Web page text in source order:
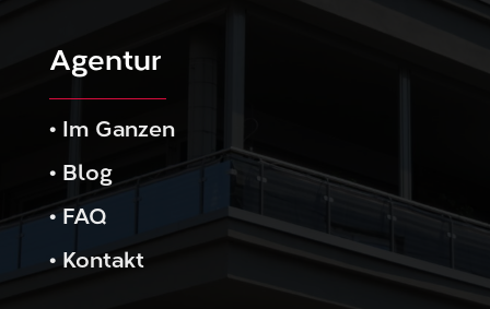
Agentur
•Im Ganzen
•Blog
•FAQ
•Kontakt